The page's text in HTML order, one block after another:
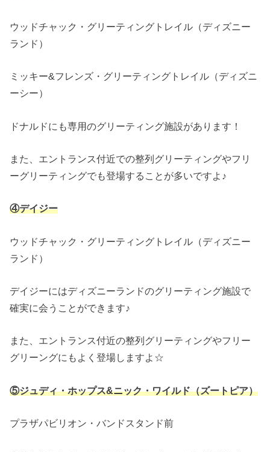
ウッドチャック・グリーティングトレイル（ディズニー
ランド）
ミッキー&フレンズ・グリーティングトレイル（ディズニ
ーシー）
ドナルドにも専用のグリーティング施設があります！
また、エントランス付近での整列グリーティングやフリ
ーグリーティングでも登場することが多いですよ♪
④デイジー
ウッドチャック・グリーティングトレイル（ディズニー
ランド）
デイジーにはディズニーランドのグリーティング施設で
確実に会うことができます♪
また、エントランス付近の整列グリーティングやフリー
グリーングにもよく登場しますよ☆
⑤ジュディ・ホップス&ニック・ワイルド（ズートピア）
プラザパビリオン・バンドスタンド前